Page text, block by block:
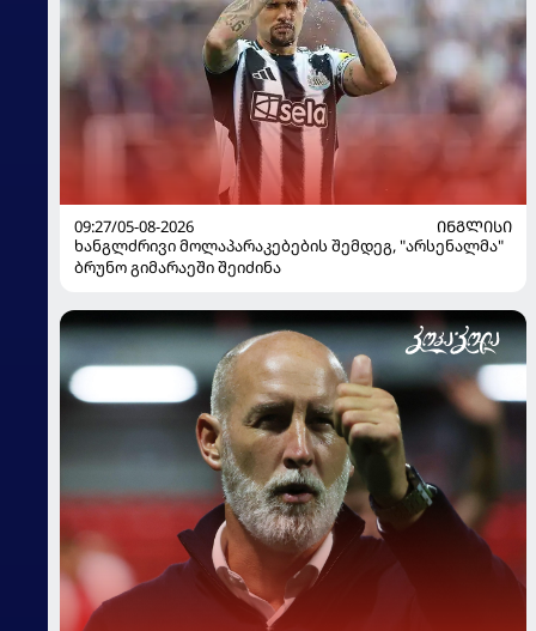
09:27/05-08-2026
ᲘᲜᲒᲚᲘᲡᲘ
ხანგლძრივი მოლაპარაკებების შემდეგ, "არსენალმა"
ბრუნო გიმარაეში შეიძინა